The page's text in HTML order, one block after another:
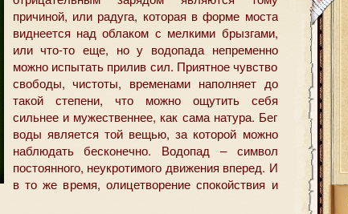
причиной, или радуга, которая в форме моста
виднеется над облаком с мелкими брызгами,
или что-то еще, но у водопада непременно
можно испытать прилив сил. Приятное чувство
свободы,чистоты, временами наполняет до
такой степени, что можно ощутить себя
сильнее и мужественнее, как сама натура. Бег
воды является той вещью, за которой можно
наблюдать бесконечно. Водопад – символ
постоянного, неукротимого движения вперед. И
в то же время, олицетворение спокойствия и